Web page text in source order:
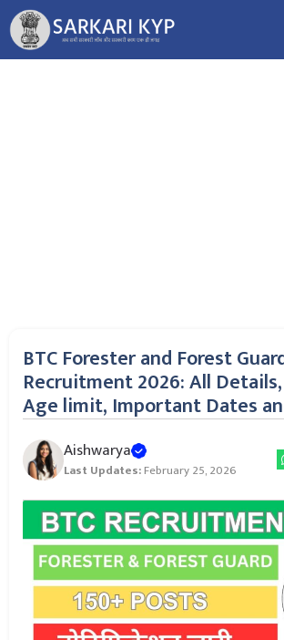
Skip
to
content
BTC Forester and Forest
Recruitment 2026: All
Age limit, Important Dates
Aishwarya
Last Updates:February 25, 2026